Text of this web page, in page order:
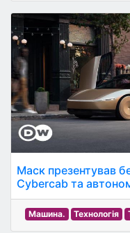
Маск презентував
Cybercab та
Машина. Технологія